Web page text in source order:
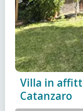
Villa in
Catanzaro